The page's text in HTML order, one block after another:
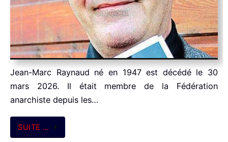
Jean-Marc Raynaud né en 1947 est décédé le 30
mars 2026. Il était membre de la Fédération
anarchiste depuis les…
SUITE …